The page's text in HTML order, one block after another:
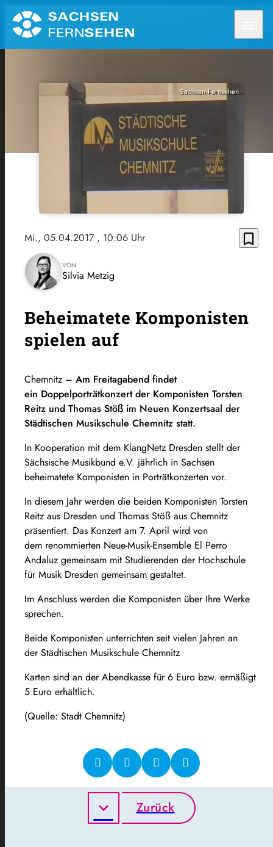
Sachsen Fernsehen
Mi., 05.04.2017 , 10:06 Uhr bookmark_border
VON
Silvia Metzig
Beheimatete Komponisten
spielen auf
Chemnitz – Am Freitagabend findet
ein Doppelporträtkonzert der Komponisten Torsten
Reitz und Thomas Stöß im Neuen Konzertsaal der
Städtischen Musikschule Chemnitz statt.
In Kooperation mit dem KlangNetz Dresden stellt der
Sächsische Musikbund e.V. jährlich in Sachsen
beheimatete Komponisten in Porträtkonzerten vor.
In diesem Jahr werden die beiden Komponisten Torsten
Reitz aus Dresden und Thomas Stöß aus Chemnitz
präsentiert. Das Konzert am 7. April wird von
dem renommierten Neue-Musik-Ensemble El Perro
Andaluz gemeinsam mit Studierenden der Hochschule
für Musik Dresden gemeinsam gestaltet.
Im Anschluss werden die Komponisten über Ihre Werke
sprechen.
Beide Komponisten unterrichten seit vielen Jahren an
der Städtischen Musikschule Chemnitz
Karten sind an der Abendkasse für 6 Euro bzw. ermäßigt
5 Euro erhältlich.
(Quelle: Stadt Chemnitz)
Zurück